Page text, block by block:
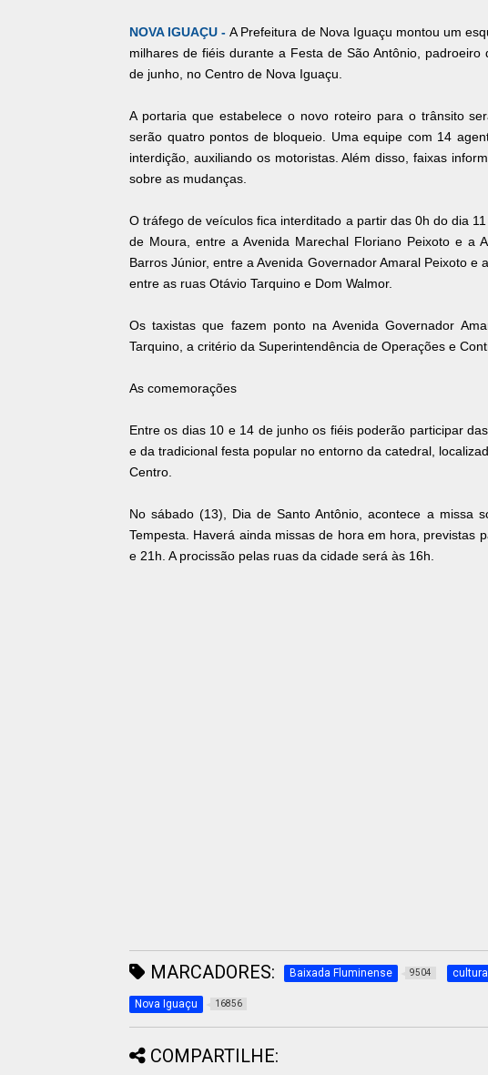
NOVA IGUAÇU -A Prefeitura de Nova Iguaçu montou um
milhares de fiéis durante a Festa de São Antônio,
de junho, no Centro de Nova Iguaçu.
A portaria que estabelece o novo roteiro para o trânsito
serão quatro pontos de bloqueio. Uma equipe com 14
interdição, auxiliando os motoristas. Além disso, faixas
sobre as mudanças.
O tráfego de veículos fica interditado a partir das 0h do dia
de Moura, entre a Avenida Marechal Floriano Peixoto e a
Barros Júnior, entre a Avenida Governador Amaral Peixoto e
entre as ruas Otávio Tarquino e Dom Walmor.
Os taxistas que fazem ponto na Avenida Governador
Tarquino, a critério da Superintendência de Operações e
As comemorações
Entre os dias 10 e 14 de junho os fiéis poderão participar
e da tradicional festa popular no entorno da catedral,
Centro.
No sábado (13), Dia de Santo Antônio, acontece a missa
Tempesta. Haverá ainda missas de hora em hora, previstas
e 21h. A procissão pelas ruas da cidade será às 16h.
MARCADORES: Baixada Fluminense 9504 cultura
Nova Iguaçu 16856
COMPARTILHE: